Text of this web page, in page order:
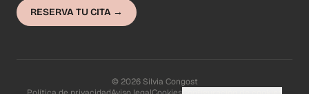
RESERVA TU CITA →
© 2026 Silvia Congost